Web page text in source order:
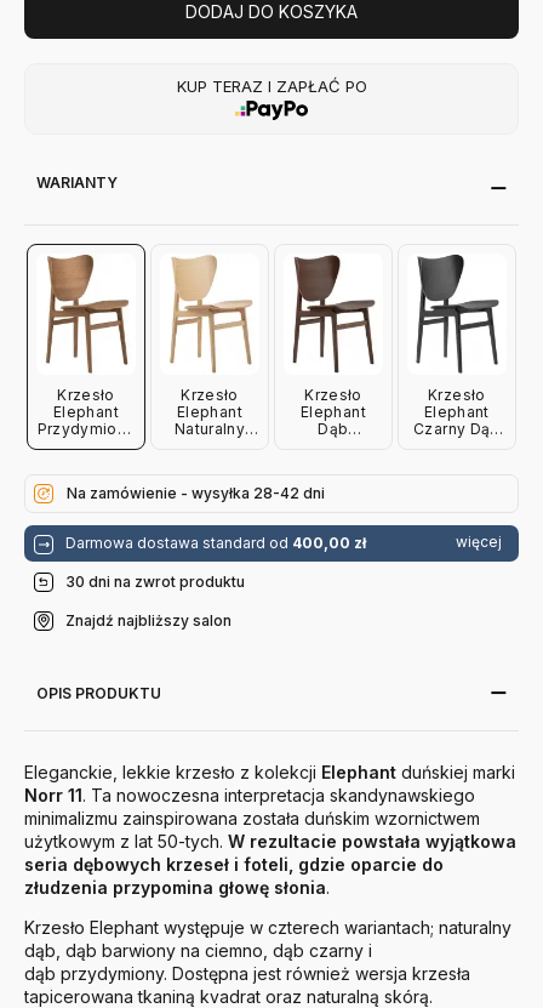
DODAJ DO KOSZYKA
KUP TERAZ I ZAPŁAĆ PO
WARIANTY
Krzesło
Elephant
Przydymiony
Dąb Norr 11
Krzesło
Elephant
Naturalny
Krzesło
Elephant
Dąb
Krzesło
Elephant
Czarny Dąb
Na zamówienie - wysyłka 28-42 dni
Darmowa dostawa standard od 400,00 zł więcej
30 dni na zwrot produktu
Znajdź najbliższy salon
OPIS PRODUKTU
Eleganckie, lekkie krzesło z kolekcji Elephant duńskiej marki
Norr 11. Ta nowoczesna interpretacja skandynawskiego
minimalizmu zainspirowana została duńskim wzornictwem
użytkowym z lat 50-tych. W rezultacie powstała wyjątkowa
seria dębowych krzeseł i foteli, gdzie oparcie do
złudzenia przypomina głowę słonia.
Krzesło Elephant występuje w czterech wariantach; naturalny
dąb, dąb barwiony na ciemno, dąb czarny i
dąb przydymiony. Dostępna jest również wersja krzesła
tapicerowana tkaniną kvadrat oraz naturalną skórą.